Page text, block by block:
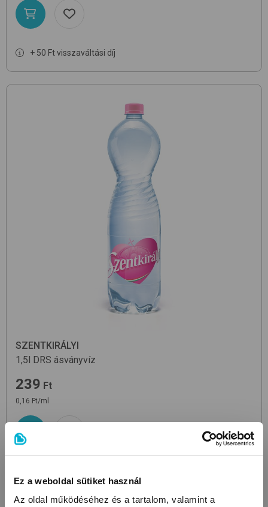
Ez a weboldal sütiket használ
Az oldal működéséhez és a tartalom, valamint a
+ 50 Ft visszaváltási díj
SZENTKIRÁLYI
1,5l DRS ásványvíz
239 Ft
0,16 Ft/ml